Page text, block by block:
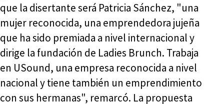
que la disertante será Patricia Sánchez, "una
mujer reconocida, una emprendedora jujeña
que ha sido premiada a nivel internacional y
dirige la fundación de Ladies Brunch. Trabaja
en USound, una empresa reconocida a nivel
nacional y tiene también un emprendimiento
con sus hermanas", remarcó. La propuesta